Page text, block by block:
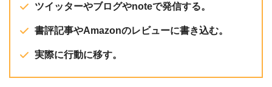
ツイッターやブログやnoteで発信する。
書評記事やAmazonのレビューに書き込む。
実際に行動に移す。